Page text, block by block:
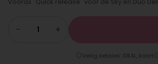
− +
Veilig betalen: iDEAL, kaart